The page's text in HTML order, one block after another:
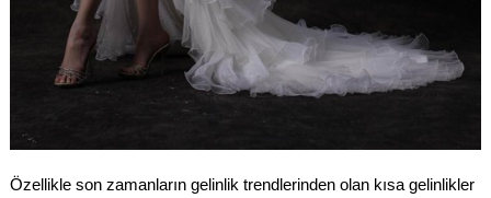
Özellikle son zamanların gelinlik trendlerinden olan kısa gelinlikler